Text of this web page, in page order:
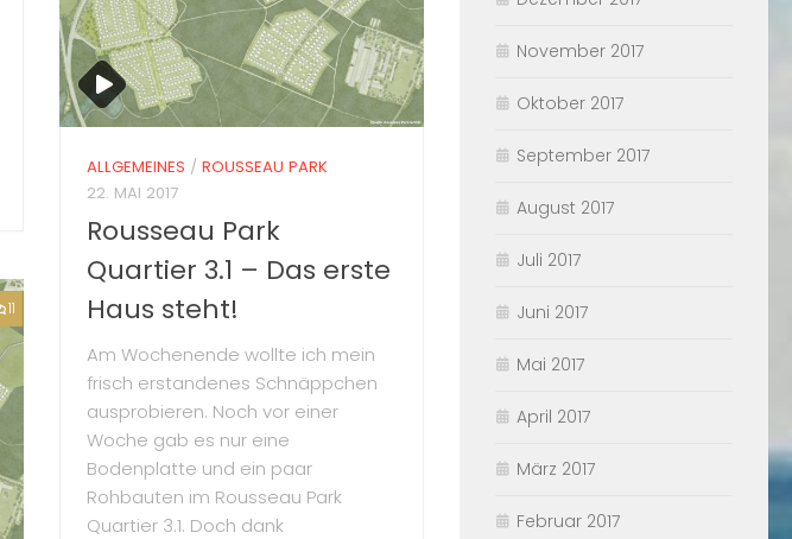
ALLGEMEINES / ROUSSEAU PARK
22. MAI 2017
Rousseau Park
Quartier 3.1 – Das erste
Haus steht!
Am Wochenende wollte ich mein
frisch erstandenes Schnäppchen
ausprobieren. Noch vor einer
Woche gab es nur eine
Bodenplatte und ein paar
Rohbauten im Rousseau Park
Quartier 3.1. Doch dank
11
November 2017
Oktober 2017
September 2017
August 2017
Juli 2017
Juni 2017
Mai 2017
April 2017
März 2017
Februar 2017